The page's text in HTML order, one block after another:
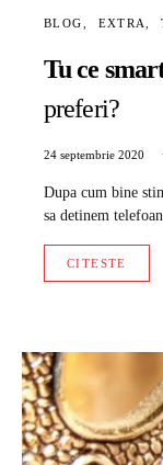
BLOG EXTRA
Tu ce
preferi?
24 septembrie 2020
Dupa cum bine
sa detinem
CITESTE